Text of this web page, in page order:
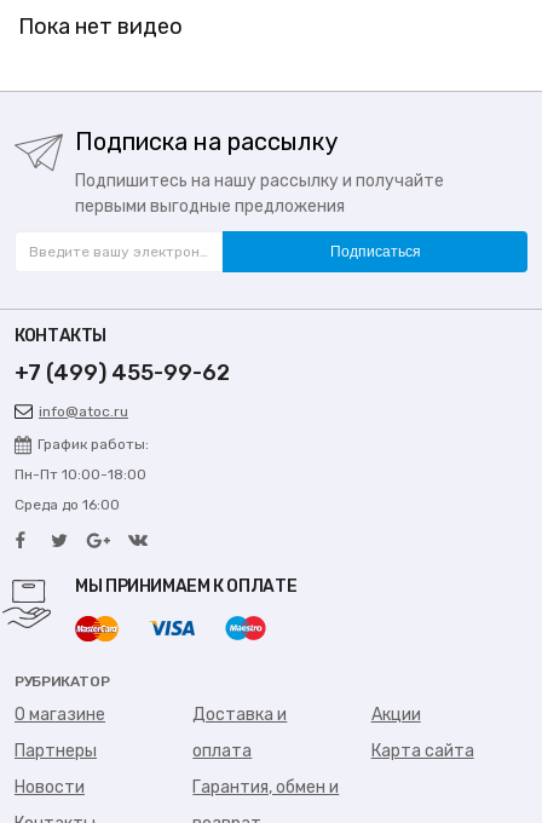
Пока нет видео
Подписка на рассылку
Подпишитесь на нашу рассылку и получайте
первыми выгодные предложения
Подписаться
КОНТАКТЫ
+7 (499) 455-99-62
info@atoc.ru
График работы:
Пн-Пт 10:00-18:00
Среда до 16:00
МЫ ПРИНИМАЕМ К ОПЛАТЕ
РУБРИКАТОР
О магазине
Партнеры
Новости
Доставка и
оплата
Гарантия, обмен и
Акции
Карта сайта